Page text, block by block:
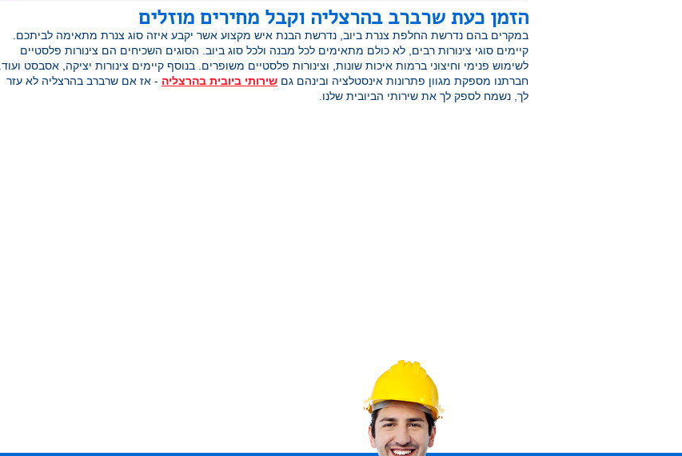
הזמן כעת שרברב בהרצליה וקבל מחירים מוזלים
במקרים בהם נדרשת החלפת צנרת ביוב, נדרשת הבנת איש מקצוע אשר יקבע איזה סוג צנרת מתאימה לביתכם.
קיימים סוגי צינורות רבים, לא כולם מתאימים לכל מבנה ולכל סוג ביוב. הסוגים השכיחים הם צינורות פלסטיים
לשימוש פנימי וחיצוני ברמות איכות שונות, וצינורות פלסטיים משופרים. בנוסף קיימים צינורות יציקה, אסבסט ועוד.
חברתנו מספקת מגוון פתרונות אינסטלציה ובינהם גם שירותי ביובית בהרצליה - אז אם שרברב בהרצליה לא עזר
לך, נשמח לספק לך את שירותי הביובית שלנו.